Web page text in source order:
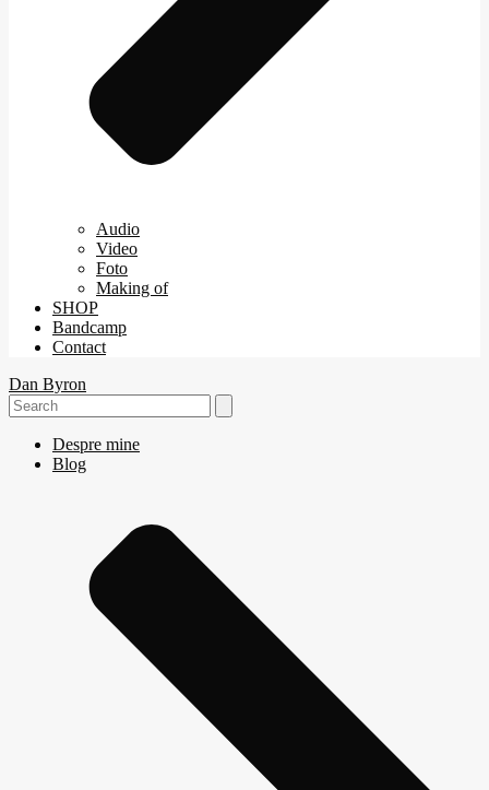
Audio
Video
Foto
Making of
SHOP
Bandcamp
Contact
Dan Byron
Search
for:
Despre mine
Blog